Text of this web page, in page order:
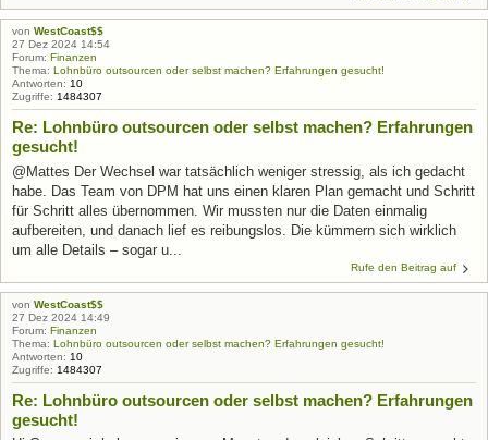
von WestCoast$$
27 Dez 2024 14:54
Forum: Finanzen
Thema: Lohnbüro outsourcen oder selbst machen? Erfahrungen gesucht!
Antworten: 10
Zugriffe: 1484307
Re: Lohnbüro outsourcen oder selbst machen? Erfahrungen
gesucht!
@Mattes Der Wechsel war tatsächlich weniger stressig, als ich gedacht
habe. Das Team von DPM hat uns einen klaren Plan gemacht und Schritt
für Schritt alles übernommen. Wir mussten nur die Daten einmalig
aufbereiten, und danach lief es reibungslos. Die kümmern sich wirklich
um alle Details – sogar u...
Rufe den Beitrag auf
von WestCoast$$
27 Dez 2024 14:49
Forum: Finanzen
Thema: Lohnbüro outsourcen oder selbst machen? Erfahrungen gesucht!
Antworten: 10
Zugriffe: 1484307
Re: Lohnbüro outsourcen oder selbst machen? Erfahrungen
gesucht!